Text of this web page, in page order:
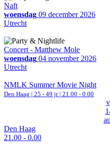
Naft
woensdag 09 december 2026
Utrecht
Concert - Matthew Mole
woensdag 04 november 2026
Utrecht
NMLK Summer Movie Night
Den Haag | 25 - 49 jr | 21.00 - 0.00
Den Haag
21.00 - 0.00